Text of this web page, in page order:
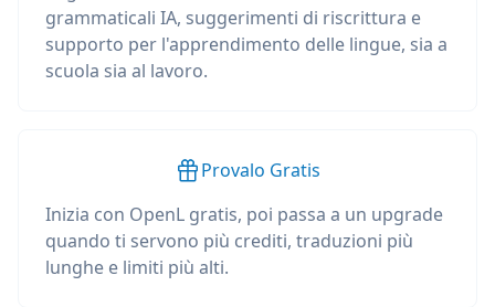
grammaticali IA, suggerimenti di riscrittura e
supporto per l'apprendimento delle lingue, sia a
scuola sia al lavoro.
Provalo Gratis
Inizia con OpenL gratis, poi passa a un upgrade
quando ti servono più crediti, traduzioni più
lunghe e limiti più alti.